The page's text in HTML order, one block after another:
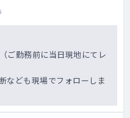
ご勤務前に当日現地にてレ
なども現場でフォローしま